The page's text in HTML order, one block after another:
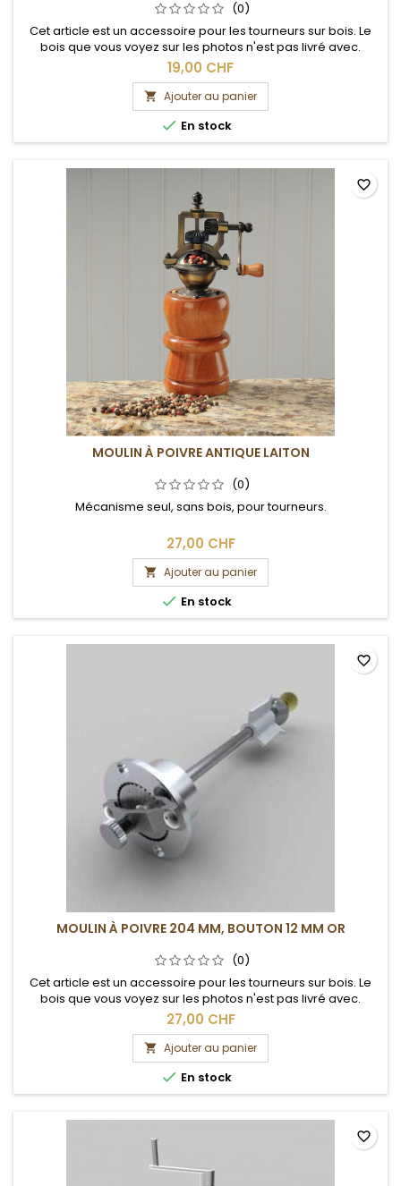
(0)
Cet article est un accessoire pour les tourneurs sur bois. Le
bois que vous voyez sur les photos n'est pas livré avec.
19,00 CHF
 Ajouter au panier
 En stock
MOULIN À POIVRE ANTIQUE LAITON
(0)
Mécanisme seul, sans bois, pour tourneurs.
27,00 CHF
 Ajouter au panier
 En stock
favorite_border
MOULIN À POIVRE 204 MM, BOUTON 12 MM OR
(0)
Cet article est un accessoire pour les tourneurs sur bois. Le
bois que vous voyez sur les photos n'est pas livré avec.
27,00 CHF
 Ajouter au panier
 En stock
favorite_border
favorite_border